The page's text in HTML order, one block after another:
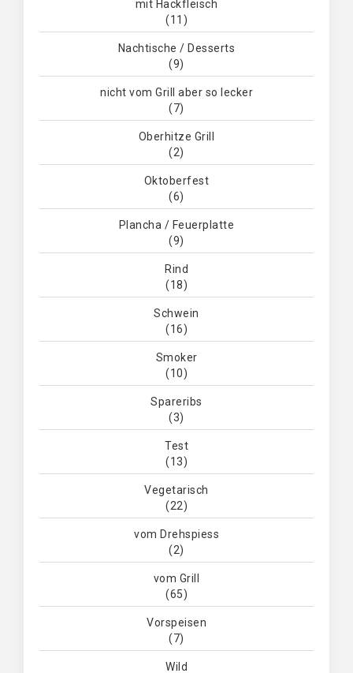
mit Hackfleisch
(11)
Nachtische / Desserts
(9)
nicht vom Grill aber so lecker
(7)
Oberhitze Grill
(2)
Oktoberfest
(6)
Plancha / Feuerplatte
(9)
Rind
(18)
Schwein
(16)
Smoker
(10)
Spareribs
(3)
Test
(13)
Vegetarisch
(22)
vom Drehspiess
(2)
vom Grill
(65)
Vorspeisen
(7)
Wild